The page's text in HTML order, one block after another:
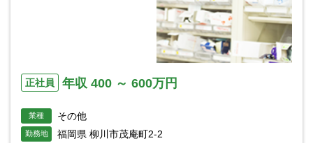
正社員 年収 400 ～ 600万円
業種 その他
勤務地 福岡県 柳川市茂庵町2-2